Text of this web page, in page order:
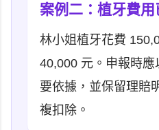
案例二：植牙費
林小姐植牙花費
40,000 元。申報時
要依據，並保留理賠
複扣除。